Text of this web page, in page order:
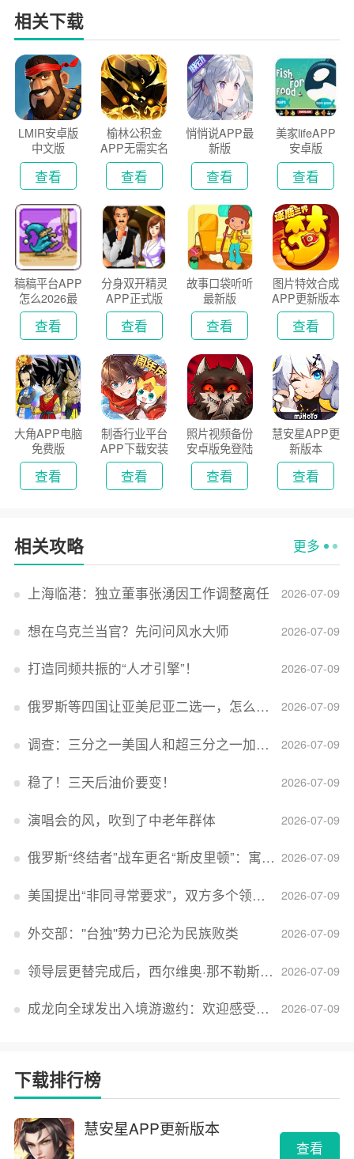
相关下载
LMIR安卓版
中文版
查看
榆林公积金
APP无需实名
认证版
查看
悄悄说APP最
新版
查看
美家lifeAPP
安卓版
查看
稿稿平台APP
怎么2026最
新版
查看
分身双开精灵
APP正式版
查看
故事口袋听听
最新版
查看
图片特效合成
APP更新版本
2026
查看
大角APP电脑
免费版
查看
制香行业平台
APP下载安装
2026
查看
照片视频备份
安卓版免登陆
版
查看
慧安星APP更
新版本
查看
相关攻略 更多
2026-07-09
上海临港：独立董事张湧因工作调整离任
2026-07-09
想在乌克兰当官？先问问风水大师
2026-07-09
打造同频共振的“人才引擎”！
2026-07-09
俄罗斯等四国让亚美尼亚二选一，怎么回事？
2026-07-09
调查：三分之一美国人和超三分之一加拿大人感到经济压力
2026-07-09
稳了！三天后油价要变！
2026-07-09
演唱会的风，吹到了中老年群体
2026-07-09
俄罗斯“终结者”战车更名“斯皮里顿”：寓意强大可靠，彰显俄精神力量
2026-07-09
美国提出“非同寻常要求”，双方多个领域分歧依旧，印美贸易谈判进入“关键阶段”
2026-07-09
外交部：''台独''势力已沦为民族败类
2026-07-09
领导层更替完成后，西尔维奥·那不勒斯出任Lucid首席执行官
2026-07-09
成龙向全球发出入境游邀约：欢迎感受无滤镜的真实中国
下载排行榜
慧安星APP更新版本
查看